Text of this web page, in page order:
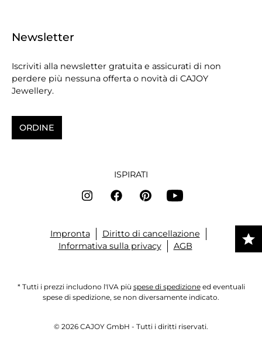
Newsletter
Iscriviti alla newsletter gratuita e assicurati di non
perdere più nessuna offerta o novità di CAJOY
Jewellery.
ORDINE
ISPIRATI
Impronta
Diritto di cancellazione
Informativa sulla privacy
AGB
* Tutti i prezzi includono l'IVA più spese di spedizioneed eventuali
spese di spedizione, se non diversamente indicato.
© 2026 CAJOY GmbH - Tutti i diritti riservati.